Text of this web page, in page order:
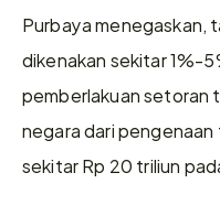
Purbaya menegaskan,
dikenakan sekitar 1%-
pemberlakuan setoran
negara dari
sekitar Rp 20 triliun